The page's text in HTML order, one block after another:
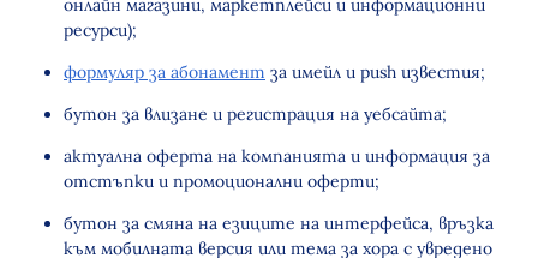
онлайн магазини, маркетплейси и информационни
ресурси);
формуляр за абонамент за имейл и push известия;
бутон за влизане и регистрация на уебсайта;
актуална оферта на компанията и информация за
отстъпки и промоционални оферти;
бутон за смяна на езиците на интерфейса, връзка
към мобилната версия или тема за хора с увредено